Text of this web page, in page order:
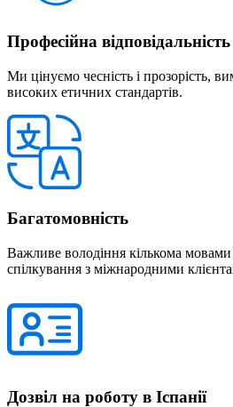
Професійна відповідальність
Ми цінуємо чесність і прозорість,
високих етичних стандартів.
Багатомовність
Важливе володіння кількома
спілкування з міжнародними
Дозвіл на роботу в Іспанії